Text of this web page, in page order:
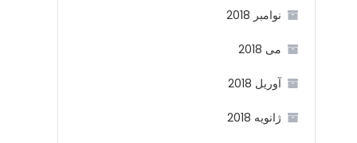
نوامبر 2018
می 2018
آوریل 2018
ژانویه 2018